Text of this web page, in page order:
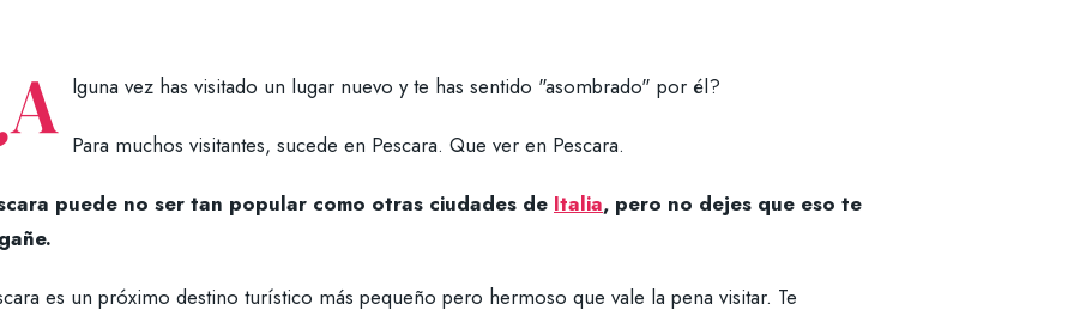
lguna vez has visitado un lugar nuevo y te has sentido "asombrado" por él?
Para muchos visitantes, sucede en Pescara. Que ver en Pescara.
puede no ser tan popular como otras ciudades de Italia, pero no dejes que eso te
es un próximo destino turístico más pequeño pero hermoso que vale la pena visitar. Te